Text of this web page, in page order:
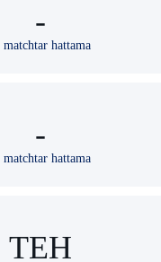
-
matchtar hattama
-
matchtar hattama
TEH